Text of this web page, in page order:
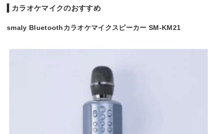
カラオケマイクのおすすめ
smaly Bluetoothカラオケマイクスピーカー SM-KM21